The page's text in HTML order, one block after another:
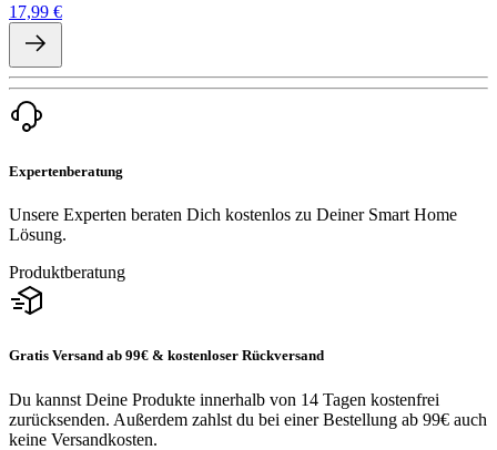
17,99 €
Expertenberatung
Unsere Experten beraten Dich kostenlos zu Deiner Smart Home
Lösung.
Produktberatung
Gratis Versand ab 99€ & kostenloser Rückversand
Du kannst Deine Produkte innerhalb von 14 Tagen kostenfrei
zurücksenden. Außerdem zahlst du bei einer Bestellung ab 99€ auch
keine Versandkosten.